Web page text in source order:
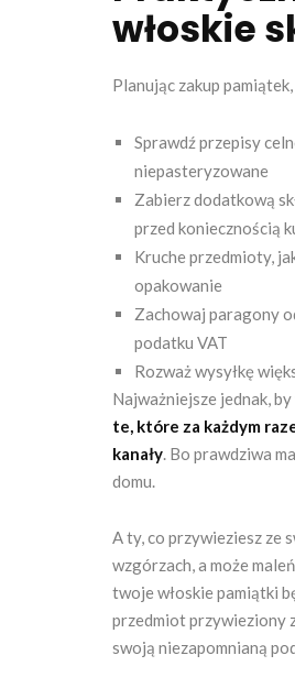
włoskie
Planując zakup
Sprawdź przepisy
niepasteryzowane
Zabierz dodatkową
przed koniecznością
Kruche przedmioty,
opakowanie
Zachowaj paragony
podatku VAT
Rozważ wysyłkę
Najważniejsze jednak,
te, które za każdym
kanały. Bo prawdziwa
domu.
A ty, co przywieziesz ze
wzgórzach, a może
twoje włoskie pamiątki
przedmiot przywieziony
swoją niezapomnianą